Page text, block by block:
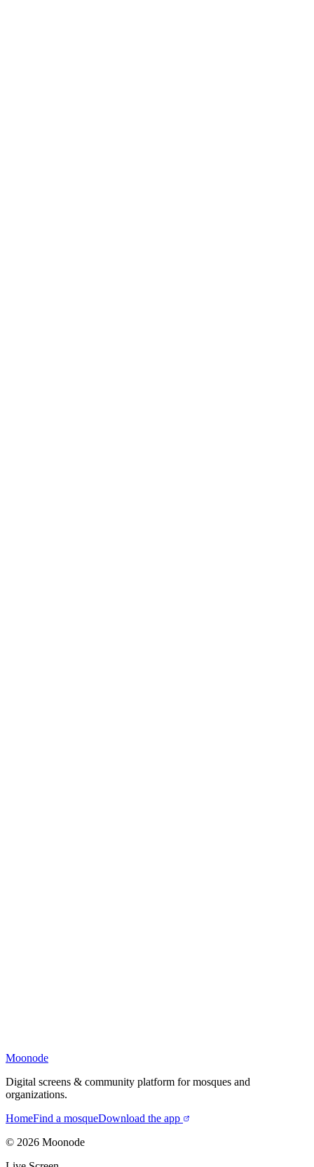
Moonode
Digital screens & community platform for mosques and
organizations.
HomeFind a mosqueDownload the app
© 2026 Moonode